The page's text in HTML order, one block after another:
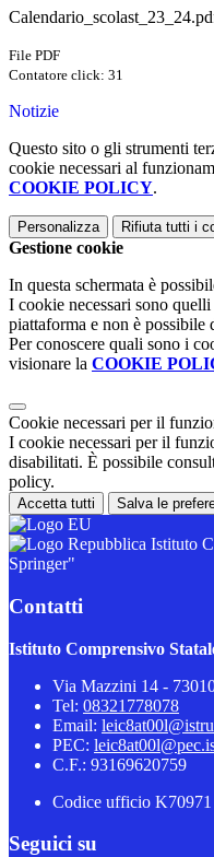
File PDF
Contatore click: 31
Notizie
Questo sito o gli strumenti
cookie necessari al
COOKIE POLICY.
Personalizza Rifiuta tutti i
Gestione cookie
In questa schermata è
I cookie necessari sono
piattaforma e non è possibile
Per conoscere quali sono i
visionare la COOKIE
Cookie necessari per il
I cookie necessari per il
disabilitati. È possibile
policy.
Accetta tutti Salva le
Istituto
Springer"
Contatti
Istituto Comprensivo
Via Mazzini 14 -
Tel: 08321778078
Email:
PEC:
C.F.: 93169620759
Codice ufficio K70971
Seguici su